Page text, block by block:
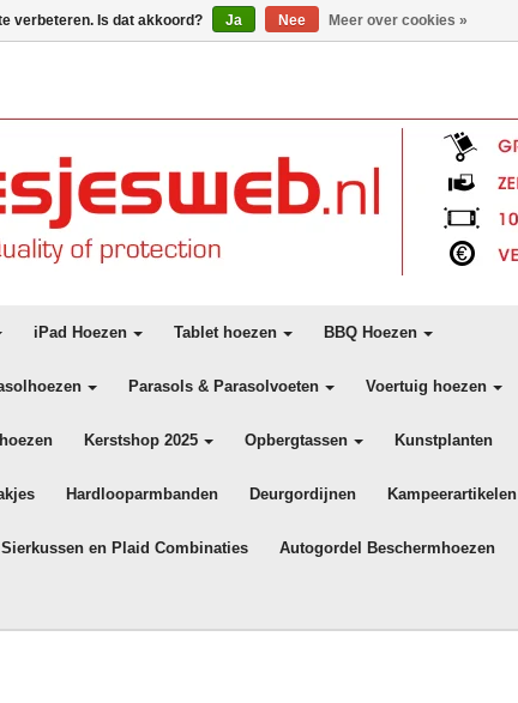
iPad Hoezen Tablet hoezen BBQ Hoezen
Parasols & Parasolvoeten Voertuig hoezen
Kerstshop 2025 Opbergtassen Kunstplanten
Hardlooparmbanden Deurgordijnen Kampeerartikelen
Sierkussen en Plaid Combinaties Autogordel Beschermhoezen
verbeteren. Is dat akkoord? Ja Nee Meer over cookies »